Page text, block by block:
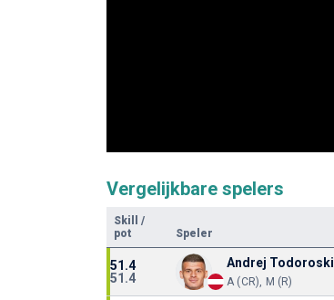
Vergelijkbare spelers
Skill
/
pot
Speler
51.4
51.4
Andrej Todoroski
A (CR), M (R)